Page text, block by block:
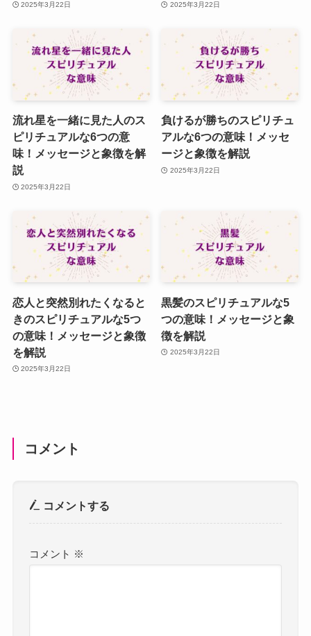
2025年3月22日 2025年3月22日
流れ星を一緒に見た人のス
ピリチュアルな6つの意
味！メッセージと象徴を解
説
2025年3月22日
負けるが勝ちのスピリチュ
アルな6つの意味！メッセ
ージと象徴を解説
2025年3月22日
恋人と突然別れたくなると
きのスピリチュアルな5つ
の意味！メッセージと象徴
を解説
2025年3月22日
黒髪のスピリチュアルな5
つの意味！メッセージと象
徴を解説
2025年3月22日
コメント
コメントする
コメント ※